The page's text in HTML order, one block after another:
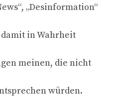
„Desinformation“
in Wahrheit
meinen, die nicht
würden.